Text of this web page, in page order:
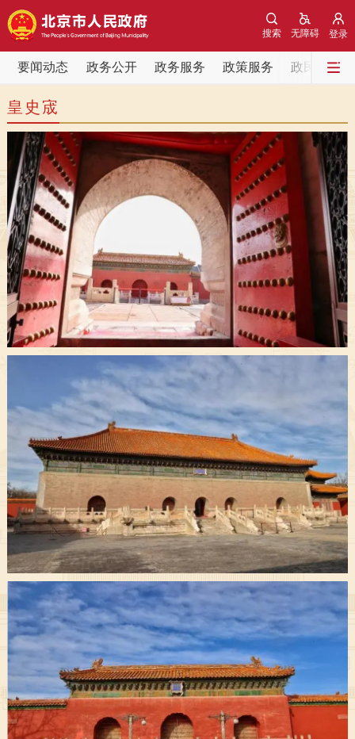
登录
无障碍
搜索
要闻动态 政务公开 政务服务 政策服务 政民互动
要闻动态
党中央精神
北京要闻 会议信息 部门动态
各区热点
政务公开
市领导 机构职能 政策服务
政策兑现 政策解读 回应关切
专题公开
政务服务
个人服务 法人服务 部门服务
便民服务 利企服务 投资项目
中介服务 阳光政务
政民互动
12345网上接诉即办 我要咨询 我要建议
参与调查 在线访谈 图说互动
走进北京
皇史宬